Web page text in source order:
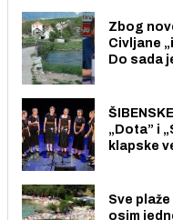
Zbog
Civljane
Do sada
„Dota” i
klapske
Sve
osim